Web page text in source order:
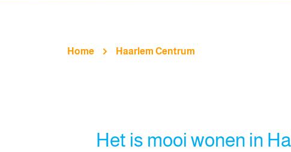
Home Haarlem Centrum
Het is mooi wonen in